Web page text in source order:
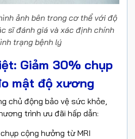
ảnh bên trong cơ thể với độ
sĩ đánh giá và xác định chính
trạng bệnh lý
Giảm 30% chụp
mật độ xương
chủ động bảo vệ sức khỏe,
trình ưu đãi hấp dẫn:
cộng hưởng từ MRI